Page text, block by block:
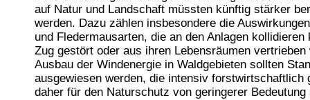
auf Natur und Landschaft müssten künftig stärker
werden. Dazu zählen insbesondere die
und Fledermausarten, die an den Anlagen kollidieren
Zug gestört oder aus ihren Lebensräumen vertrieben
Ausbau der Windenergie in Waldgebieten sollten
ausgewiesen werden, die intensiv forstwirtschaftlich
daher für den Naturschutz von geringerer Bedeutung